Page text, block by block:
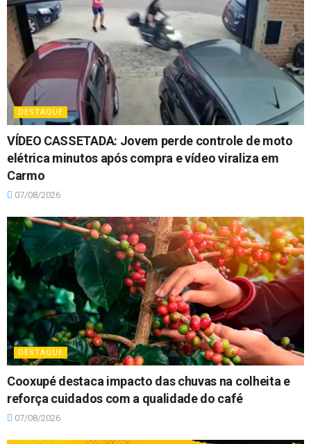
DESTAQUE
VÍDEO CASSETADA: Jovem perde controle de moto
elétrica minutos após compra e vídeo viraliza em
Carmo
07/08/2026
DESTAQUE
Cooxupé destaca impacto das chuvas na colheita e
reforça cuidados com a qualidade do café
07/08/2026